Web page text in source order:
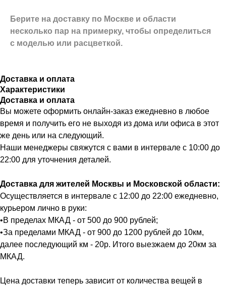
Берите на доставку по Москве и области
несколько пар на примерку, чтобы определиться
с моделью или расцветкой.
Доставка и оплата
Характеристики
Доставка и оплата
Вы можете оформить онлайн-заказ ежедневно в любое
время и получить его не выходя из дома или офиса в этот
же день или на следующий.
Наши менеджеры свяжутся с вами в интервале с 10:00 до
22:00 для уточнения деталей.
Доставка для жителей Москвы и Московской области:
Осуществляется в интервале с 12:00 до 22:00 ежедневно,
курьером лично в руки:
•В пределах МКАД - от 500 до 900 рублей;
•За пределами МКАД - от 900 до 1200 рублей до 10км,
далее последующий км - 20р. Итого выезжаем до 20км за
МКАД.
Цена доставки теперь зависит от количества вещей в